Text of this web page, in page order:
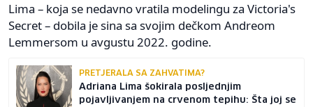
Lima – koja se nedavno vratila modelingu za Victoria's
Secret – dobila je sina sa svojim dečkom Andreom
Lemmersom u avgustu 2022. godine.
PRETJERALA SA ZAHVATIMA?
Adriana Lima šokirala posljednjim
pojavljivanjem na crvenom tepihu: Šta joj se